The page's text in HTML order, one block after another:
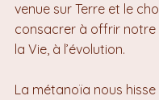
venue sur Terre et le
consacrer à offrir notre
la Vie, à l’évolution.
La métanoïa nous hisse